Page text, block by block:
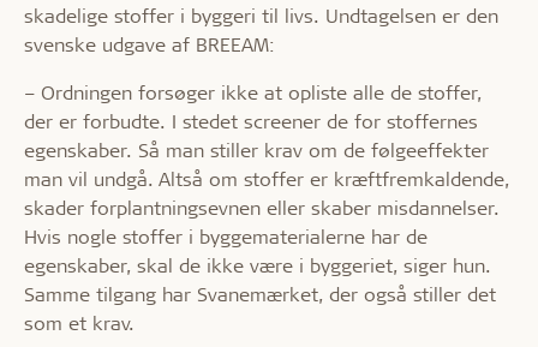
skadelige stoffer i byggeri til livs. Undtagelsen er den
svenske udgave af BREEAM:
– Ordningen forsøger ikke at opliste alle de stoffer,
der er forbudte. I stedet screener de for stoffernes
egenskaber. Så man stiller krav om de følgeeffekter
man vil undgå. Altså om stoffer er kræftfremkaldende,
skader forplantningsevnen eller skaber misdannelser.
Hvis nogle stoffer i byggematerialerne har de
egenskaber, skal de ikke være i byggeriet, siger hun.
Samme tilgang har Svanemærket, der også stiller det
som et krav.